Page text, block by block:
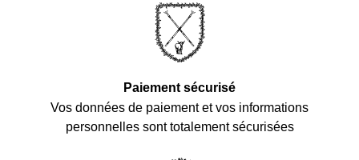
Paiement sécurisé
Vos données de paiement et vos informations
personnelles sont totalement sécurisées